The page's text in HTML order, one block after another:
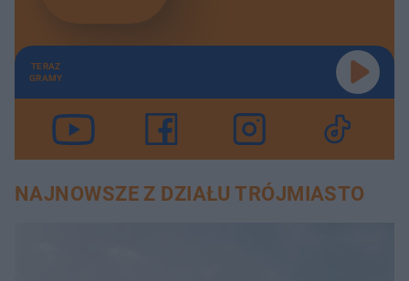
TERAZ
GRAMY
NAJNOWSZE Z DZIAŁU TRÓJMIASTO